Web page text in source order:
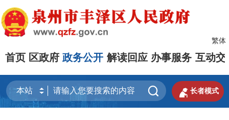
繁体
首页 区政府 政务公开 解读回应 办事服务 互动交
  长者模式